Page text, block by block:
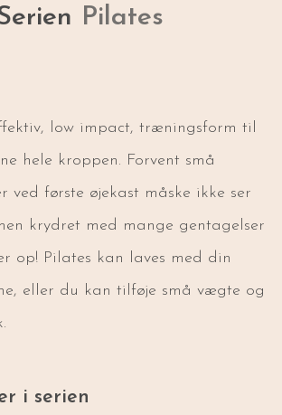
Pilates
low impact, træningsform til
hele kroppen. Forvent små
ved første øjekast måske ikke ser
krydret med mange gentagelser
op! Pilates kan laves med din
eller du kan tilføje små vægte og
i serien